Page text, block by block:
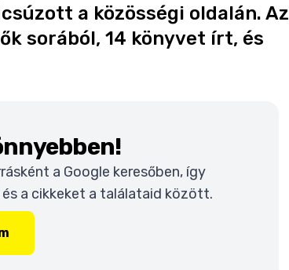
a közösségi oldalán. Az
sorából, 14 könyvet írt, és
a Google keresőben, így
a cikkeket a találataid között.